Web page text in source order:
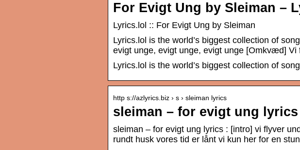
For Evigt Ung by Sleiman –
Lyrics.lol :: For Evigt Ung by Sleiman
Lyrics.lol is the world’s biggest collection of
evigt unge, evigt unge, evigt unge [Omkvæd] Vi
Lyrics.lol is the world’s biggest collection of
http s://azlyrics.biz › s › sleiman lyrics
sleiman – for evigt ung
sleiman – for evigt ung lyrics : [intro] vi flyver
rundt husk vores tid er lånt vi kun her for en